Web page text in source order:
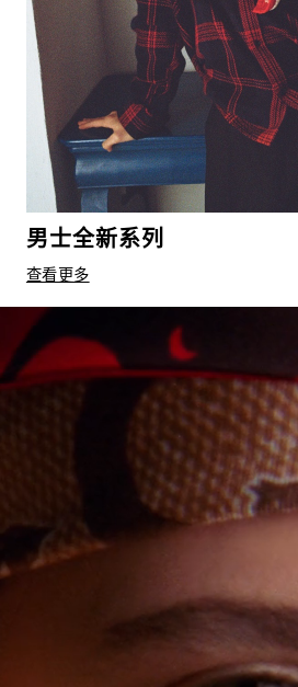
男士全新系列
查看更多